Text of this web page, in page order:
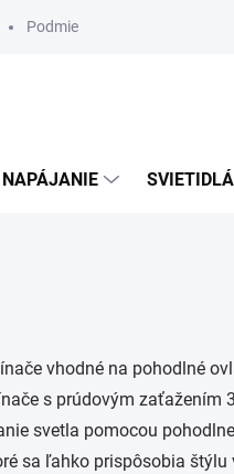
Podmienky ochrany osobných
NAPÁJANIE SVIETIDLÁ
vhodné na pohodlné
s prúdovým zaťažením
svetla pomocou
sa ľahko prispôsobia